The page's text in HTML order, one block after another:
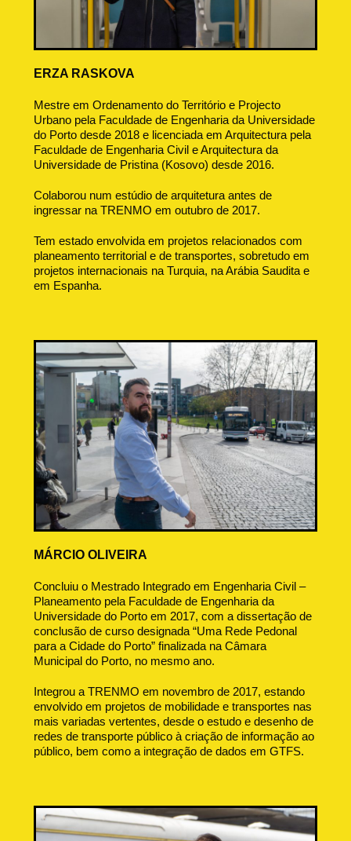
ERZA RASKOVA
Mestre em Ordenamento do Território e Projecto
Urbano pela Faculdade de Engenharia da Universidade
do Porto desde 2018 e licenciada em Arquitectura pela
Faculdade de Engenharia Civil e Arquitectura da
Universidade de Pristina (Kosovo) desde 2016.
Colaborou num estúdio de arquitetura antes de
ingressar na TRENMO em outubro de 2017.
Tem estado envolvida em projetos relacionados com
planeamento territorial e de transportes, sobretudo em
projetos internacionais na Turquia, na Arábia Saudita e
em Espanha.
MÁRCIO OLIVEIRA
Concluiu o Mestrado Integrado em Engenharia Civil –
Planeamento pela Faculdade de Engenharia da
Universidade do Porto em 2017, com a dissertação de
conclusão de curso designada “Uma Rede Pedonal
para a Cidade do Porto” finalizada na Câmara
Municipal do Porto, no mesmo ano.
Integrou a TRENMO em novembro de 2017, estando
envolvido em projetos de mobilidade e transportes nas
mais variadas vertentes, desde o estudo e desenho de
redes de transporte público à criação de informação ao
público, bem como a integração de dados em GTFS.